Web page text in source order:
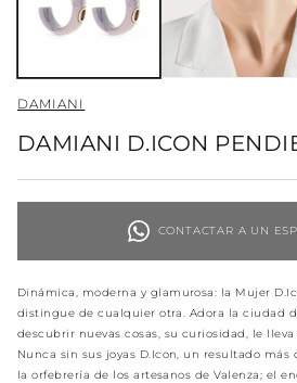
ventana
modal
DAMIANI
DAMIANI D.ICON
CONTACTAR A UN
Dinámica, moderna y glamurosa: la Mujer
distingue de cualquier otra. Adora la ciudad
descubrir nuevas cosas, su curiosidad, le
Nunca sin sus joyas D.Icon, un resultado
la orfebrería de los artesanos de Valenza; el